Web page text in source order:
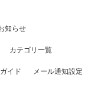
知らせ
カテゴリ一覧
イド メール通知設定